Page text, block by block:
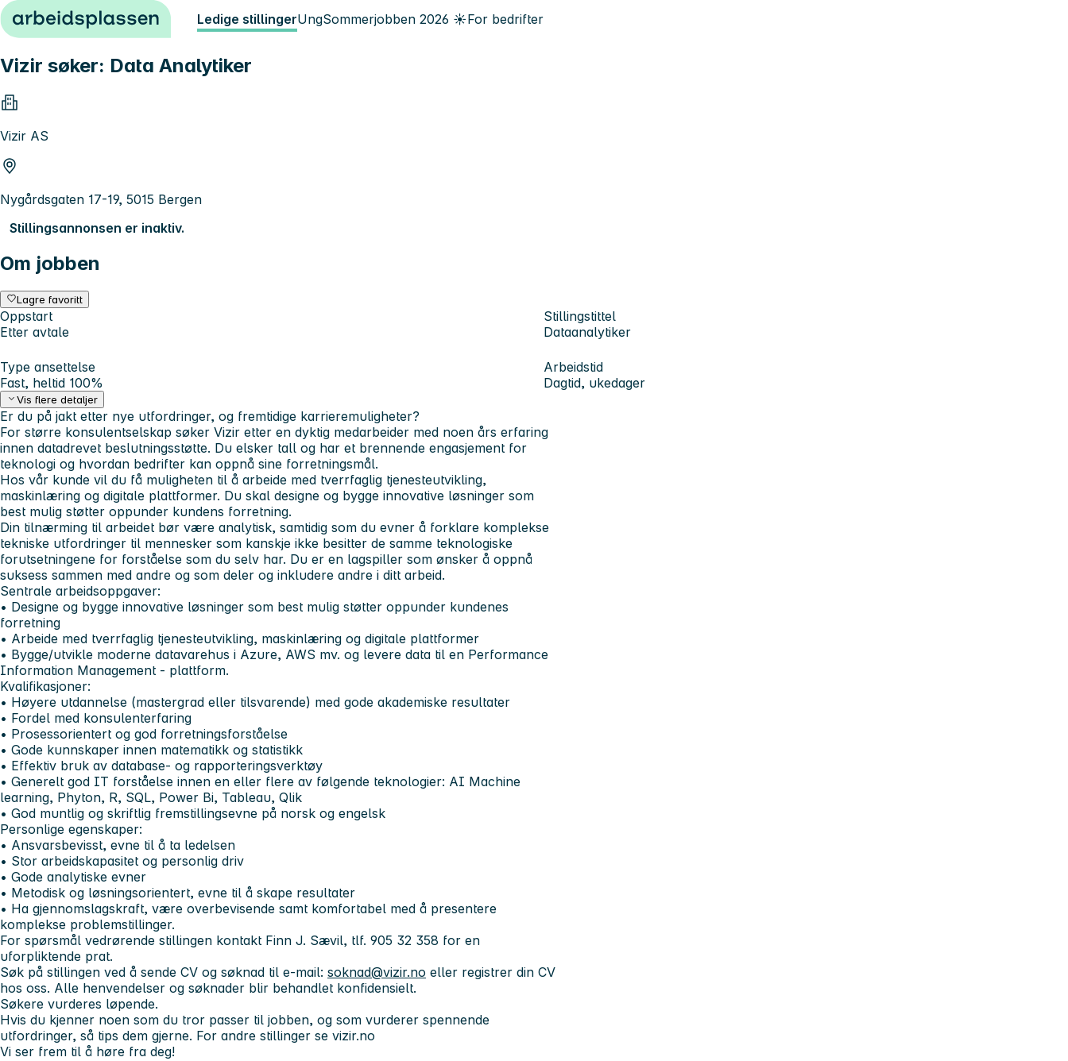
Hopp til innhold Ledige stillingerUngSommerjobben 2026 ☀️For bedrifter
Vizir søker: Data Analytiker
Vizir AS
Nygårdsgaten 17-19, 5015 Bergen
Stillingsannonsen er inaktiv.
Om jobben
Lagre favoritt
Oppstart
Etter avtale
Stillingstittel
Dataanalytiker
Type ansettelse
Fast, heltid 100%
Arbeidstid
Dagtid, ukedager
Vis flere detaljer
Er du på jakt etter nye utfordringer, og fremtidige karrieremuligheter?
For større konsulentselskap søker Vizir etter en dyktig medarbeider med noen års erfaring
innen datadrevet beslutningsstøtte. Du elsker tall og har et brennende engasjement for
teknologi og hvordan bedrifter kan oppnå sine forretningsmål.
Hos vår kunde vil du få muligheten til å arbeide med tverrfaglig tjenesteutvikling,
maskinlæring og digitale plattformer. Du skal designe og bygge innovative løsninger som
best mulig støtter oppunder kundens forretning.
Din tilnærming til arbeidet bør være analytisk, samtidig som du evner å forklare komplekse
tekniske utfordringer til mennesker som kanskje ikke besitter de samme teknologiske
forutsetningene for forståelse som du selv har. Du er en lagspiller som ønsker å oppnå
suksess sammen med andre og som deler og inkludere andre i ditt arbeid.
Sentrale arbeidsoppgaver:
• Designe og bygge innovative løsninger som best mulig støtter oppunder kundenes
forretning
• Arbeide med tverrfaglig tjenesteutvikling, maskinlæring og digitale plattformer
• Bygge/utvikle moderne datavarehus i Azure, AWS mv. og levere data til en Performance
Information Management - plattform.
Kvalifikasjoner:
• Høyere utdannelse (mastergrad eller tilsvarende) med gode akademiske resultater
• Fordel med konsulenterfaring
• Prosessorientert og god forretningsforståelse
• Gode kunnskaper innen matematikk og statistikk
• Effektiv bruk av database- og rapporteringsverktøy
• Generelt god IT forståelse innen en eller flere av følgende teknologier: AI Machine
learning, Phyton, R, SQL, Power Bi, Tableau, Qlik
• God muntlig og skriftlig fremstillingsevne på norsk og engelsk
Personlige egenskaper:
• Ansvarsbevisst, evne til å ta ledelsen
• Stor arbeidskapasitet og personlig driv
• Gode analytiske evner
• Metodisk og løsningsorientert, evne til å skape resultater
• Ha gjennomslagskraft, være overbevisende samt komfortabel med å presentere
komplekse problemstillinger.
For spørsmål vedrørende stillingen kontakt Finn J. Sævil, tlf. 905 32 358 for en
uforpliktende prat.
Søk på stillingen ved å sende CV og søknad til e-mail: soknad@vizir.no eller registrer din CV
hos oss. Alle henvendelser og søknader blir behandlet konfidensielt.
Søkere vurderes løpende.
Hvis du kjenner noen som du tror passer til jobben, og som vurderer spennende
utfordringer, så tips dem gjerne. For andre stillinger se vizir.no
Vi ser frem til å høre fra deg!